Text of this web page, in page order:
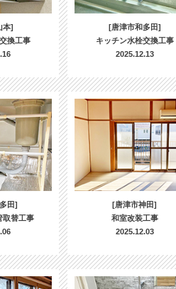
本]
換工事
[唐津市和多田]
キッチン水栓交換工事
2025.12.13
田]
取替工事
[唐津市神田]
和室改装工事
2025.12.03